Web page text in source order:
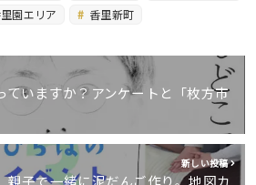
園エリア 香里新町
ていますか？アンケートと「枚方市
新しい投稿
親子で一緒に泥だんご作り。地図カ